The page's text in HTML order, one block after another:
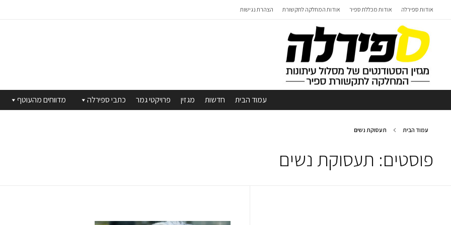
אודות ספירלה אודות מכללת ספיר אודות המחלקה לתקשורת הצהרת נגישות
עמוד הבית חדשות מגזין פרויקטי גמר כתבי ספירלה מדווחים מהעוטף
עמוד הבית תעסוקת נשים
פוסטים: תעסוקת נשים